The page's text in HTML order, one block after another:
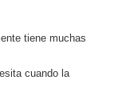
tiene muchas
cuando la